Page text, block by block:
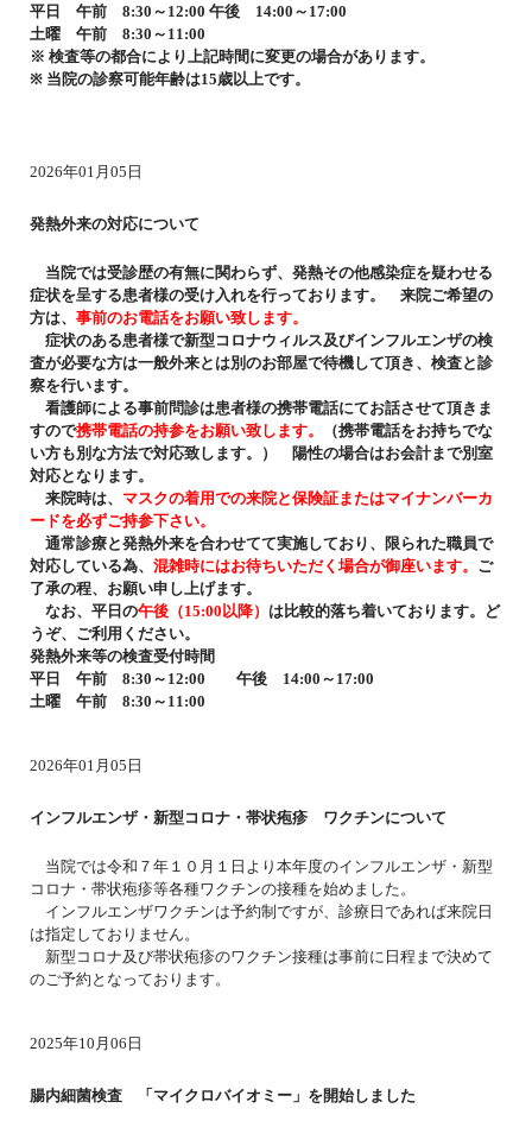
平日 午前 8:30～12:00 午後 14:00～17:00
土曜 午前 8:30～11:00
※ 検査等の都合により上記時間に変更の場合があります。
※ 当院の診察可能年齢は15歳以上です。
2026年01月05日
発熱外来の対応について
当院では受診歴の有無に関わらず、発熱その他感染症を疑わせる
症状を呈する患者様の受け入れを行っております。 来院ご希望の
方は、 事前のお電話をお願い致します。
症状のある患者様で新型コロナウィルス及びインフルエンザの検
査が必要な方は一般外来とは別のお部屋で待機して頂き、検査と診
察を行います。
看護師による事前問診は患者様の携帯電話にてお話させて頂きま
すので携帯電話の持参をお願い致します。
（携帯電話をお持ちでな
い方も別な方法で対応致します。） 陽性の場合はお会計まで別室
対応となります。
来院時は、 マスクの着用での来院と保険証またはマイナンバーカ
ードを必ずご持参下さい。
通常診療と発熱外来を合わせてて実施しており、限られた職員で
対応している為、 混雑時にはお待ちいただく場合が御座います。 ご
了承の程、お願い申し上げます。
なお、平日の午後（15:00以降） は比較的落ち着いております。ど
うぞ、ご利用ください。
発熱外来等の検査受付時間
平日 午前 8:30～12:00 午後 14:00～17:00
土曜 午前 8:30～11:00
2026年01月05日
インフルエンザ・新型コロナ・帯状疱疹 ワクチンについて
当院では令和７年１０月１日より本年度のインフルエンザ・新型
コロナ・帯状疱疹等各種ワクチンの接種を始めました。
インフルエンザワクチンは予約制ですが、診療日であれば来院日
は指定しておりません。
新型コロナ及び帯状疱疹のワクチン接種は事前に日程まで決めて
のご予約となっております。
2025年10月06日
腸内細菌検査 「マイクロバイオミー」を開始しました